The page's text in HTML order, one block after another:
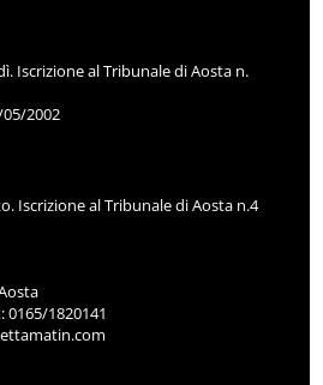
Iscrizione al Tribunale di Aosta n.
2002
Iscrizione al Tribunale di Aosta n.4
0165/1820141